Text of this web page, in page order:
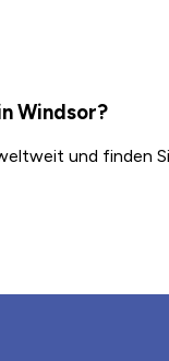
Windsor?
und finden